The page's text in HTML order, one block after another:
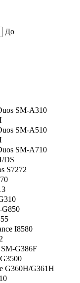
До
SM-A310
SM-A510
SM-A710
DS
S7272
G850
I8580
G386F
G360H/G361H